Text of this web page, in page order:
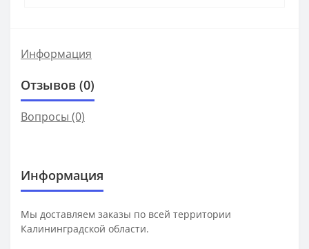
Информация
Отзывов (0)
Вопросы (0)
Информация
Мы доставляем заказы по всей территории
Калининградской области.